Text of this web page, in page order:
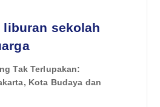
sekolah
Tak Terlupakan:
Kota Budaya dan